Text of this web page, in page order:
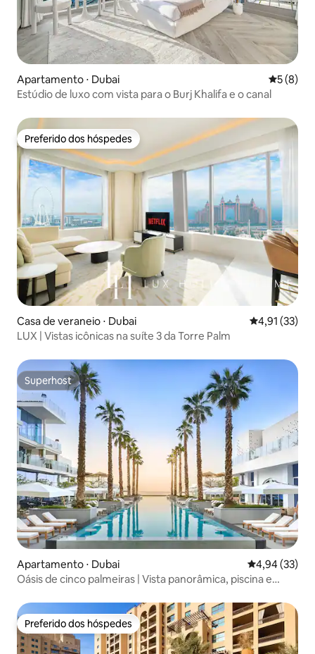
Apartamento ⋅ Dubai 5 de
5 (8)
Estúdio de luxo com vista para o Burj Khalifa e o canal
Preferido dos hóspedes
Preferido dos hóspedes
Casa de veraneio ⋅ Dubai 4,91 de uma
4,91 (33)
LUX | Vistas icônicas na suíte 3 da Torre Palm
Superhost
Superhost
Apartamento ⋅ Dubai 4,94 de uma
4,94 (33)
Oásis de cinco palmeiras | Vista panorâmica, piscina e
Preferido dos hóspedes
Preferido dos hóspedes